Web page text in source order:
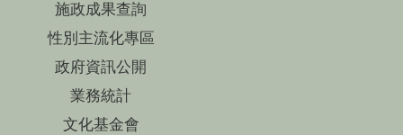
施政成果查詢
性別主流化專區
政府資訊公開
業務統計
文化基金會